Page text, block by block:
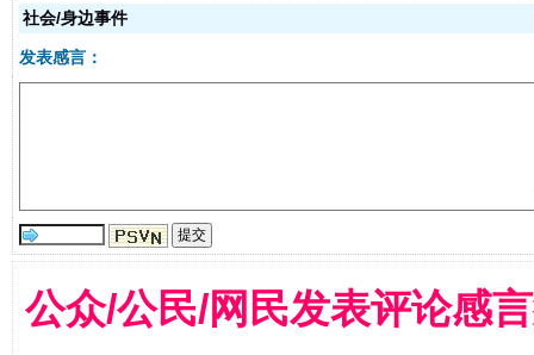
揭开“小金库”的免责幌子
受贿1.44亿！段成刚被判无期 从幼
社会/身边事件
发表感言：
公众/公民/网民发表评论感